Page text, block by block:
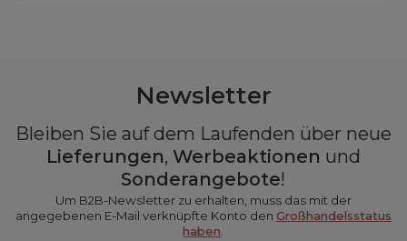
Newsletter
Bleiben Sie auf dem Laufenden über neue
Lieferungen, Werbeaktionen und
Sonderangebote!
Um B2B-Newsletter zu erhalten, muss das mit der
angegebenen E-Mail verknüpfte Konto den Großhandelsstatus
haben